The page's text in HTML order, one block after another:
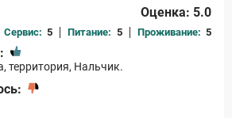
Оценка: 5.0
Сервис: 5 Питание: 5 Проживание: 5
территория, Нальчик.